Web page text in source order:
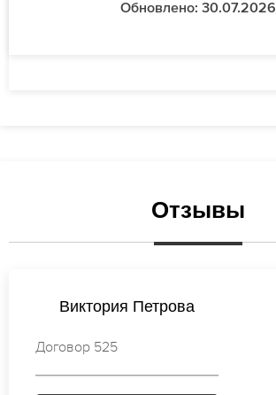
Обновлено: 30.07.2026
Отзывы
Елена Петрова
Договор 465